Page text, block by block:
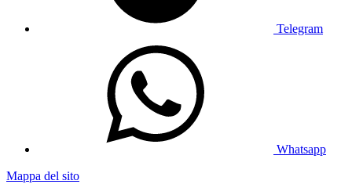
Telegram
Whatsapp
Mappa del sito